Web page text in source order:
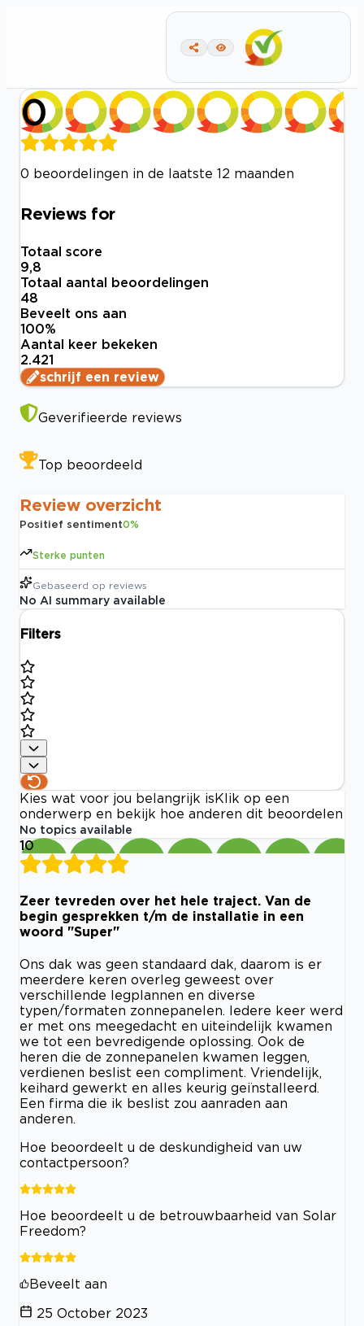
0
0 beoordelingen in de laatste 12 maanden
Reviews for
Totaal score
9,8
Totaal aantal beoordelingen
48
Beveelt ons aan
100%
Aantal keer bekeken
2.421
schrijf een review
Geverifieerde reviews
Top beoordeeld
Review overzicht
Positief sentiment0%
Sterke punten
Gebaseerd op reviews
No AI summary available
Filters
Kies wat voor jou belangrijk is Klik op een
onderwerp en bekijk hoe anderen dit beoordelen
No topics available
10
Zeer tevreden over het hele traject. Van de
begin gesprekken t/m de installatie in een
woord "Super"
Ons dak was geen standaard dak, daarom is er
meerdere keren overleg geweest over
verschillende legplannen en diverse
typen/formaten zonnepanelen. Iedere keer werd
er met ons meegedacht en uiteindelijk kwamen
we tot een bevredigende oplossing. Ook de
heren die de zonnepanelen kwamen leggen,
verdienen beslist een compliment. Vriendelijk,
keihard gewerkt en alles keurig geïnstalleerd.
Een firma die ik beslist zou aanraden aan
anderen.
Hoe beoordeelt u de deskundigheid van uw
contactpersoon?
Hoe beoordeelt u de betrouwbaarheid van Solar
Freedom?
Beveelt aan
25 October 2023